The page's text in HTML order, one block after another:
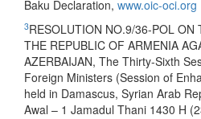
Baku Declaration, www.oic-oci.org
3RESOLUTION NO.9/36-POL ON
THE REPUBLIC OF ARMENIA
AZERBAIJAN, The Thirty-Sixth
Foreign Ministers (Session of
held in Damascus, Syrian Arab
Awal – 1 Jamadul Thani 1430 H